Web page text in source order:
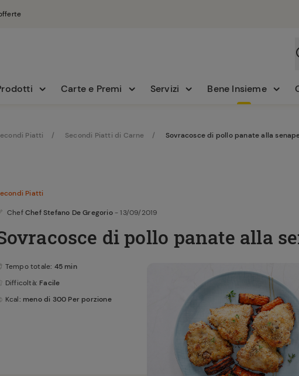
Carte e Premi Servizi Bene Insieme
Piatti Secondi Piatti di Carne Sovracosce di pollo panate alla
Piatti
Chef Chef Stefano De Gregorio - 13/09/2019
di pollo panate alla
Tempo totale: 45 min
Difficoltà: Facile
Kcal: meno di 300 Per porzione